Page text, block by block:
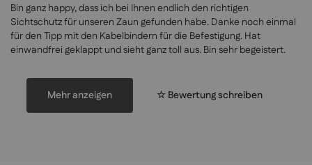
Bin ganz happy, dass ich bei Ihnen endlich den richtigen
Sichtschutz für unseren Zaun gefunden habe. Danke noch einmal
für den Tipp mit den Kabelbindern für die Befestigung. Hat
einwandfrei geklappt und sieht ganz toll aus. Bin sehr begeistert.
Mehr anzeigen ☆ Bewertung schreiben